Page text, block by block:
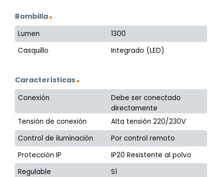
Bombilla
Lumen
1300
Casquillo
Integrado (LED)
Características
Conexión
Debe ser conectado
directamente
Tensión de conexión
Alta tensión 220/230V
Control de iluminación
Por control remoto
Protección IP
IP20 Resistente al polvo
Regulable
Sí